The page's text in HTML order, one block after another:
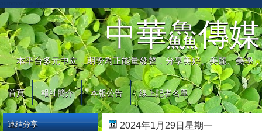
中華鱻傳媒
本平台多元中立，期盼為正能量發聲，分享美好、美麗、美學
首頁 報社簡介 本報公告 線上記者名單
2024年1月29日星期一
連結分享